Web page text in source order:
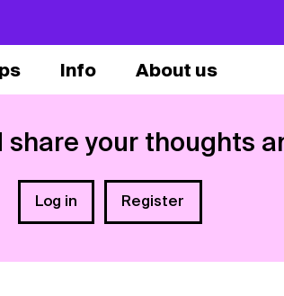
Info About us
your thoughts
Log in Register